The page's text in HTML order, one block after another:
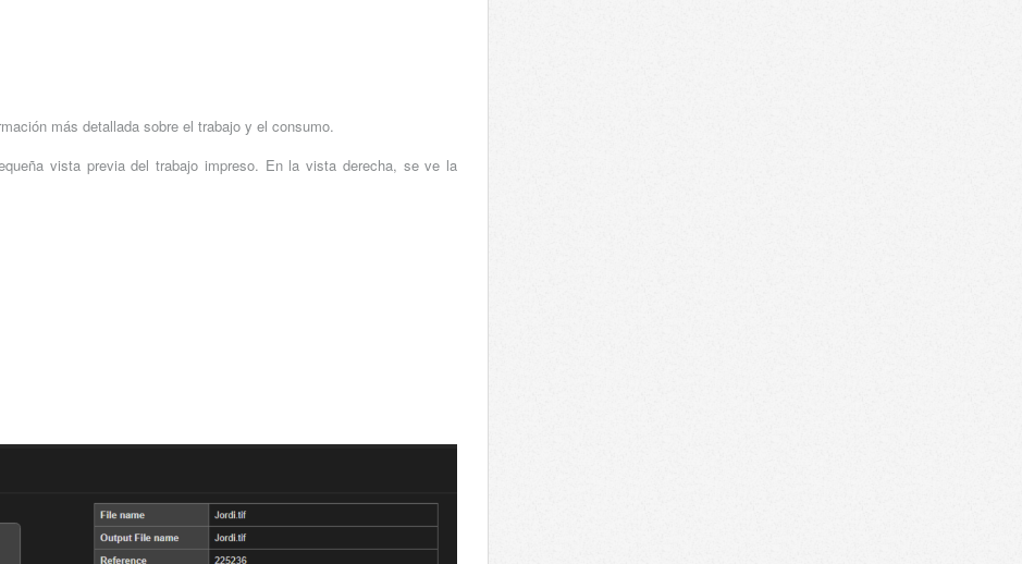
más detallada sobre el trabajo y el consumo.
vista previa del trabajo impreso. En la vista derecha, se ve la